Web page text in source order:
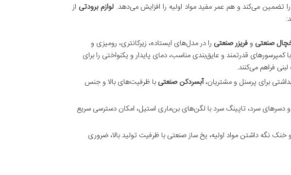
می‌کند و هم عمر مفید مواد اولیه را افزایش می‌دهد.لوازم برودتی از
صنعتی وفریزر صنعتی را در مدل‌های ایستاده، زیرکانتری، رومیزی و
قدرتمند و عایق‌بندی مناسب، دمای پایدار و یکنواختی را برای
فراهم می‌کنند.
برای پرسنل و مشتریان،آبسردکن صنعتی با ظرفیت‌های بالا و جنس
و دسرهای سرد، تاپینگ سرد با لگن‌های بن‌ماری استیل، امکان دسترسی سریع
خنک نگه داشتن مواد اولیه، یخ ساز صنعتی با ظرفیت تولید بالا، ضروری